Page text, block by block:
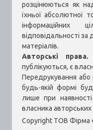
розцінюються як
їхньої абсолютної
інформаційних
відповідальності за
матеріалів.
Авторські права.
публікуються, є
Передрукування
будь-якій формі
лише при
власника авторських
Copyright ТОВ Фірма